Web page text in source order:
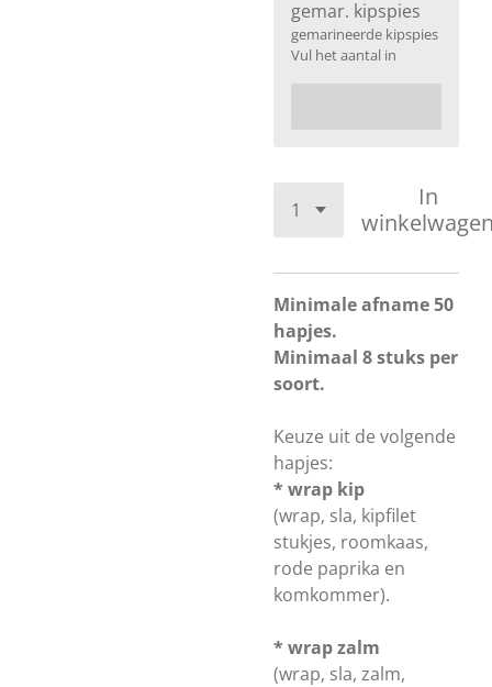
gemar. kipspies
gemarineerde kipspies
Vul het aantal in
In
Minimale afname 50
hapjes.
Minimaal 8 stuks per
soort.
Keuze uit de volgende
hapjes:
* wrap kip
(wrap, sla, kipfilet
stukjes, roomkaas,
rode paprika en
komkommer).
* wrap zalm
(wrap, sla, zalm,